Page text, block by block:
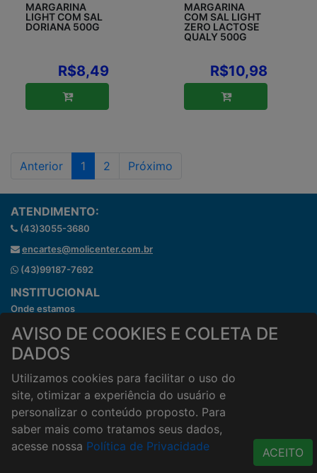
MARGARINA
LIGHT COM SAL
DORIANA 500G
R$8,49
MARGARINA
COM SAL LIGHT
ZERO LACTOSE
QUALY 500G
R$10,98
Anterior 1 2 Próximo
AVISO DE COOKIES E COLETA DE
DADOS
Utilizamos cookies para facilitar o uso do
site, otimizar a experiência do usuário e
personalizar o conteúdo proposto. Para
saber mais como tratamos seus dados,
acesse nossa Política de Privacidade ACEITO
ATENDIMENTO:
(43)3055-3680
encartes@molicenter.com.br
(43)99187-7692
INSTITUCIONAL
Onde estamos
Horários de atendimento
HORÁRIOS E ENTREGA
Horários de Entrega
Taxa de entrega
Cidades Atendidas
ACESSO RÁPIDO